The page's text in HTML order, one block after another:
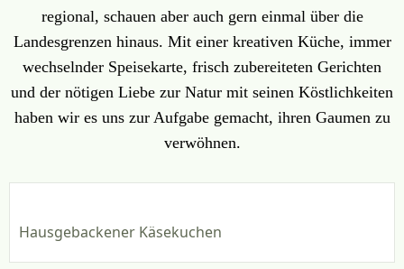
regional, schauen aber auch gern einmal über die
Landesgrenzen hinaus. Mit einer kreativen Küche, immer
wechselnder Speisekarte, frisch zubereiteten Gerichten
und der nötigen Liebe zur Natur mit seinen Köstlichkeiten
haben wir es uns zur Aufgabe gemacht, ihren Gaumen zu
verwöhnen.
Hausgebackener Käsekuchen